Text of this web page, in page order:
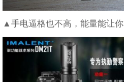
▲手电逼格也不高，能量能让你